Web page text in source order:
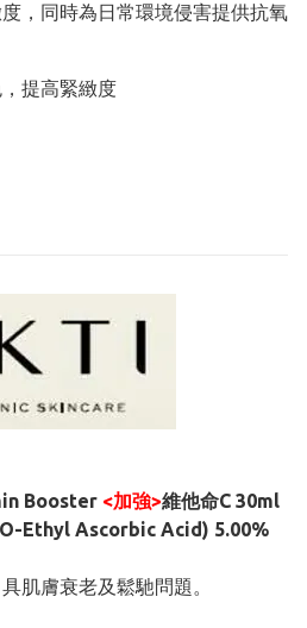
，同時為日常環境侵害提供抗氧
提高緊緻度
Booster <加強>維他命C 30ml
Ethyl Ascorbic Acid) 5.00%
肌膚衰老及鬆馳問題。